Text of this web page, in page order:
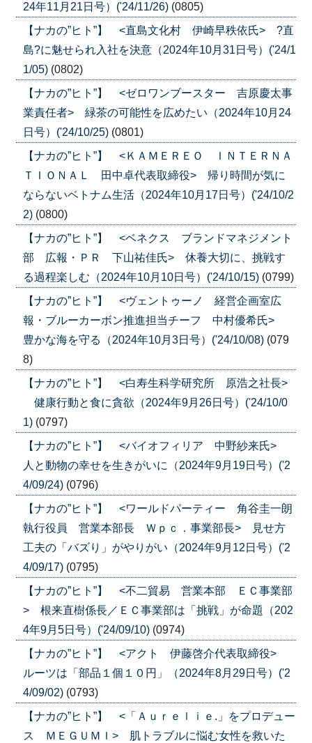
24年11月21日号）('24/11/26) (0805)
【ナカの”ヒト”】 <直島文化村 伊崎早秩依氏> ?直
島?に魅せられ入社を決意（2024年10月31日号）('24/1
1/05) (0802)
【ナカの”ヒト”】 <ゼロワンブースター 吉原慶太事
業責任者> 緑茶の可能性を広めたい（2024年10月24
日号）('24/10/25) (0801)
【ナカの”ヒト”】 <ＫＡＭＥＲＥＯ ＩＮＴＥＲＮＡ
ＴＩＯＮＡＬ 田中卓代表取締役> 帰り時間が気に
ならないベトナム生活（2024年10月17日号）('24/10/2
2) (0800)
【ナカの”ヒト”】 <ベネクス ブランドマネジメント
部 広報・ＰＲ 下山祐佳氏> 休養大切に、挑戦す
る過程楽しむ（2024年10月10日号）('24/10/15) (0799)
【ナカの”ヒト”】 <ヴェントゥーノ 経営企画室広
報・ブルーカーボン推進担当チーフ 中村優希氏>
豊かな海を守る（2024年10月3日号）('24/10/08) (079
8)
【ナカの”ヒト”】 <白寿生科学研究所 原浩之社長>
健康行動と食に貪欲（2024年9月26日号）('24/10/0
1) (0797)
【ナカの”ヒト”】 <バイオフィリア 中野紗来氏>
人と動物の幸せを生きがいに（2024年9月19日号）('2
4/09/24) (0796)
【ナカの”ヒト”】 <ワールドパーティー 角谷圭一朗
執行役員 営業本部長 Ｗｐｃ．事業部長> 見せ方
工夫の「バズり」がやりがい（2024年9月12日号）('2
4/09/17) (0795)
【ナカの”ヒト”】 <不二貿易 営業本部 ＥＣ事業部
> 根来直樹係長／ＥＣ事業部は「挑戦」が命題（202
4年9月5日号）('24/09/10) (0974)
【ナカの”ヒト”】 <アクト 伊藤啓介代表取締役>
ルーツは「部品１個１０円」（2024年8月29日号）('2
4/09/02) (0793)
【ナカの”ヒト”】 <「Ａｕｒｅｌｉｅ.」をプロデュー
ス ＭＥＧＵＭＩ> 肌トラブルに悩む女性を救いた